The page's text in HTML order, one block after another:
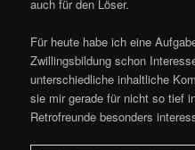
auch für den Löser.
Für heute habe ich eine
Zwillingsbildung schon
unterschiedliche inhaltliche
sie mir gerade für nicht so tief
Retrofreunde besonders